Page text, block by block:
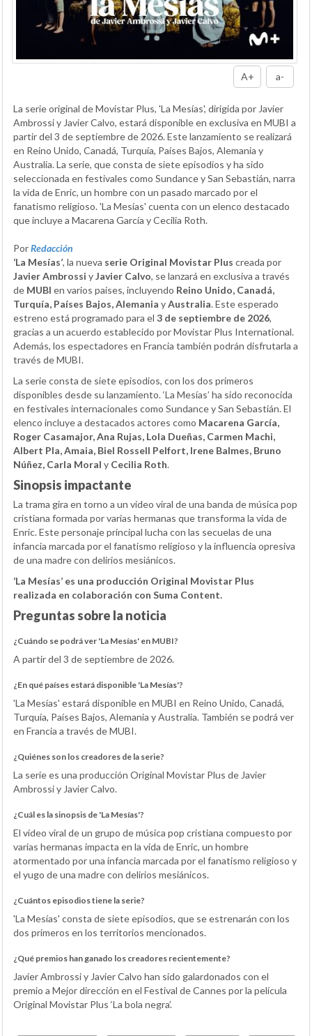
A+ a-
La serie original de Movistar Plus, 'La Mesías', dirigida por Javier
Ambrossi y Javier Calvo, estará disponible en exclusiva en MUBI a
partir del 3 de septiembre de 2026. Este lanzamiento se realizará
en Reino Unido, Canadá, Turquía, Países Bajos, Alemania y
Australia. La serie, que consta de siete episodios y ha sido
seleccionada en festivales como Sundance y San Sebastián, narra
la vida de Enric, un hombre con un pasado marcado por el
fanatismo religioso. 'La Mesías' cuenta con un elenco destacado
que incluye a Macarena García y Cecilia Roth.
PorRedacción
‘La Mesías’, la nueva serie Original Movistar Plus creada por
Javier Ambrossi yJavier Calvo, se lanzará en exclusiva a través
de MUBI en varios países, incluyendo Reino Unido, Canadá,
Turquía, Países Bajos, Alemania yAustralia. Este esperado
estreno está programado para el 3 de septiembre de 2026,
gracias a un acuerdo establecido por Movistar Plus International.
Además, los espectadores en Francia también podrán disfrutarla a
través de MUBI.
La serie consta de siete episodios, con los dos primeros
disponibles desde su lanzamiento. ‘La Mesías’ ha sido reconocida
en festivales internacionales como Sundance y San Sebastián. El
elenco incluye a destacados actores como Macarena García,
Roger Casamajor, Ana Rujas, Lola Dueñas, Carmen Machi,
Albert Pla, Amaia, Biel Rossell Pelfort, Irene Balmes, Bruno
Núñez, Carla Moral y Cecilia Roth.
Sinopsis impactante
La trama gira en torno a un vídeo viral de una banda de música pop
cristiana formada por varias hermanas que transforma la vida de
Enric. Este personaje principal lucha con las secuelas de una
infancia marcada por el fanatismo religioso y la influencia opresiva
de una madre con delirios mesiánicos.
‘La Mesías’ es una producción Original Movistar Plus
realizada en colaboración con Suma Content.
Preguntas sobre la noticia
¿Cuándo se podrá ver 'La Mesías' en MUBI?
A partir del 3 de septiembre de 2026.
¿En qué países estará disponible 'La Mesías'?
'La Mesías' estará disponible en MUBI en Reino Unido, Canadá,
Turquía, Países Bajos, Alemania y Australia. También se podrá ver
en Francia a través de MUBI.
¿Quiénes son los creadores de la serie?
La serie es una producción Original Movistar Plus de Javier
Ambrossi y Javier Calvo.
¿Cuál es la sinopsis de 'La Mesías'?
El vídeo viral de un grupo de música pop cristiana compuesto por
varias hermanas impacta en la vida de Enric, un hombre
atormentado por una infancia marcada por el fanatismo religioso y
el yugo de una madre con delirios mesiánicos.
¿Cuántos episodios tiene la serie?
'La Mesías' consta de siete episodios, que se estrenarán con los
dos primeros en los territorios mencionados.
¿Qué premios han ganado los creadores recientemente?
Javier Ambrossi y Javier Calvo han sido galardonados con el
premio a Mejor dirección en el Festival de Cannes por la película
Original Movistar Plus ‘La bola negra’.